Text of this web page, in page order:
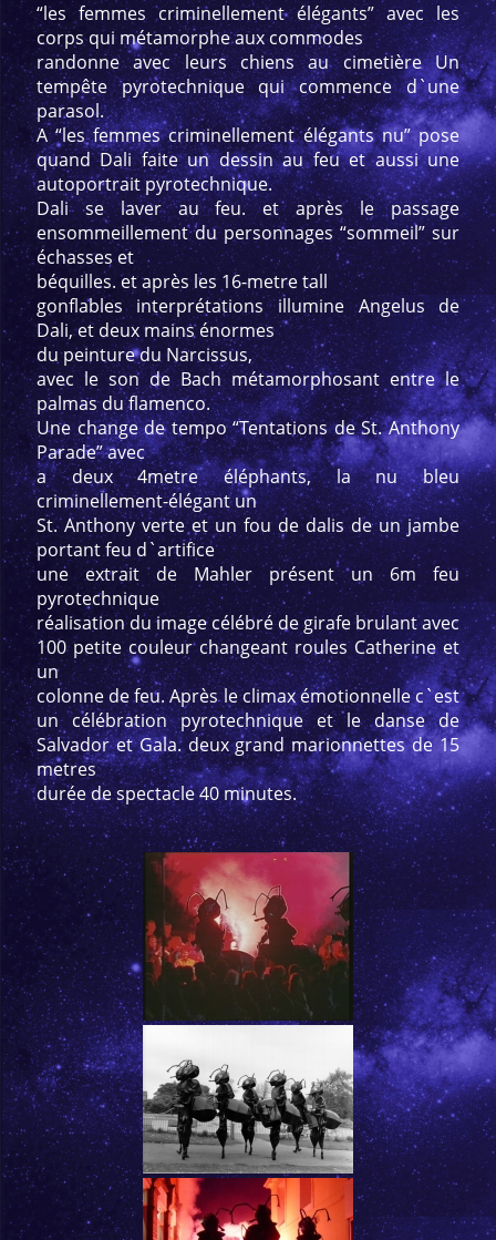
“les femmes criminellement élégants” avec les
corps qui métamorphe aux commodes
randonne avec leurs chiens au cimetière Un
tempête pyrotechnique qui commence d`une
parasol.
A “les femmes criminellement élégants nu” pose
quand Dali faite un dessin au feu et aussi une
autoportrait pyrotechnique.
Dali se laver au feu. et après le passage
ensommeillement du personnages “sommeil” sur
échasses et
béquilles. et après les 16-metre tall
gonflables interprétations illumine Angelus de
Dali, et deux mains énormes
du peinture du Narcissus,
avec le son de Bach métamorphosant entre le
palmas du flamenco.
Une change de tempo “Tentations de St. Anthony
Parade” avec
a deux 4metre éléphants, la nu bleu
criminellement-élégant un
St. Anthony verte et un fou de dalis de un jambe
portant feu d`artifice
une extrait de Mahler présent un 6m feu
pyrotechnique
réalisation du image célébré de girafe brulant avec
100 petite couleur changeant roules Catherine et
un
colonne de feu. Après le climax émotionnelle c`est
un célébration pyrotechnique et le danse de
Salvador et Gala. deux grand marionnettes de 15
metres
durée de spectacle 40 minutes.